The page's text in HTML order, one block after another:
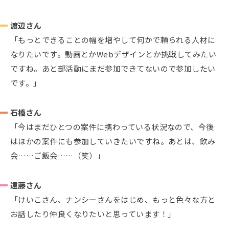
渡辺さん
「もっとできることの幅を増やして何かで頼られる人材に
なりたいです。動画とかWebデザインとか挑戦してみたい
ですね。あと部活動にまだ参加できてないので参加したい
です。」
石橋さん
「今はまだひとつの案件に携わっている状況なので、今後
はほかの案件にも参加していきたいですね。あとは、飲み
会……ご飯会……（笑）」
遠藤さん
「けいこさん、ナンシーさんをはじめ、もっと色々な方と
お話したり仲良くなりたいと思っています！」